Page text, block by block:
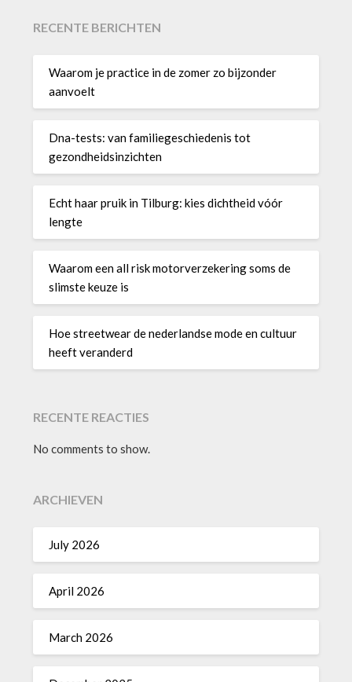
RECENTE BERICHTEN
Waarom je practice in de zomer zo bijzonder
aanvoelt
Dna-tests: van familiegeschiedenis tot
gezondheidsinzichten
Echt haar pruik in Tilburg: kies dichtheid vóór
lengte
Waarom een all risk motorverzekering soms de
slimste keuze is
Hoe streetwear de nederlandse mode en cultuur
heeft veranderd
RECENTE REACTIES
No comments to show.
ARCHIEVEN
July 2026
April 2026
March 2026